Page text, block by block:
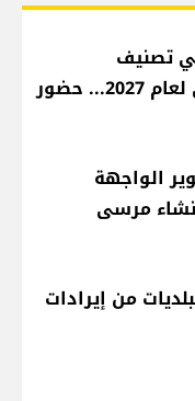
في تصنيف
UNIRANKS العالمي لعام 2027... حضور
الواجهة
مرسى
من إيرادات